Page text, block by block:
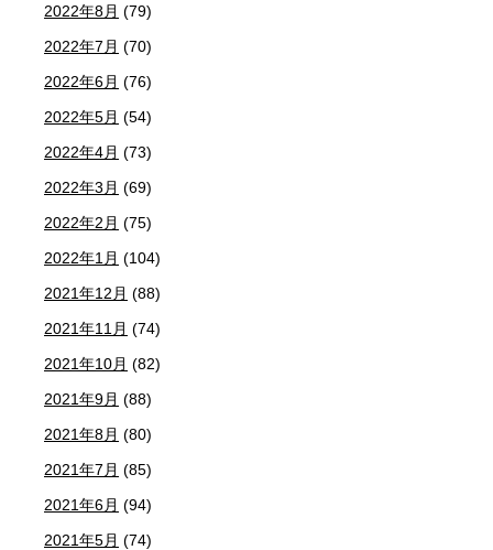
2022年8月 (79)
2022年7月 (70)
2022年6月 (76)
2022年5月 (54)
2022年4月 (73)
2022年3月 (69)
2022年2月 (75)
2022年1月 (104)
2021年12月 (88)
2021年11月 (74)
2021年10月 (82)
2021年9月 (88)
2021年8月 (80)
2021年7月 (85)
2021年6月 (94)
2021年5月 (74)